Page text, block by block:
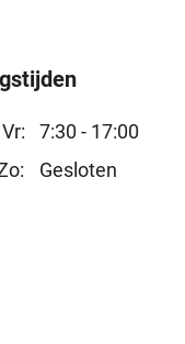
7:30 - 17:00
Gesloten